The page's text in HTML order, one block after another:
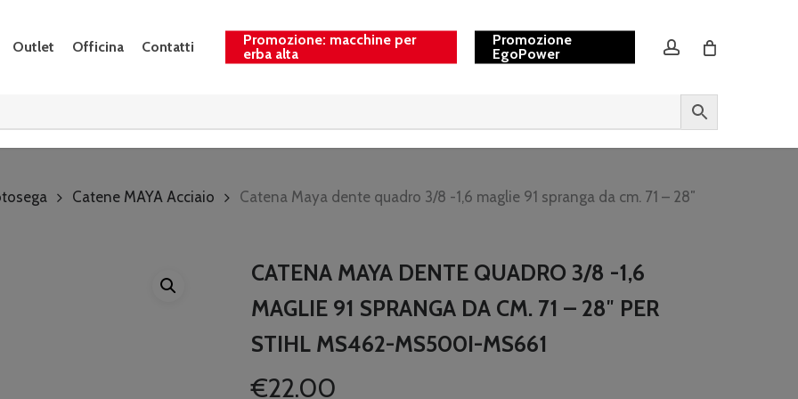
Outlet Officina Contatti
Promozione: macchine per
erba alta
Promozione
EgoPower
account
Catene MAYA Acciaio
Catena Maya dente quadro 3/8 -1,6 maglie 91 spranga da cm. 71 – 28″
CATENA MAYA DENTE QUADRO 3/8 -1,6
MAGLIE 91 SPRANGA DA CM. 71 – 28″ PER
STIHL MS462-MS500I-MS661
€22.00